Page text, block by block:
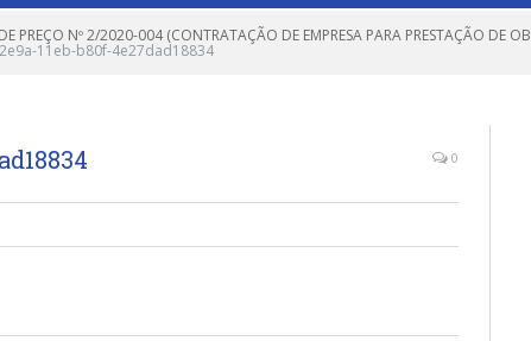
PREÇO Nº 2/2020-004 (CONTRATAÇÃO DE EMPRESA PARA PRESTAÇÃO DE
11eb-b80f-4e27dad18834
0